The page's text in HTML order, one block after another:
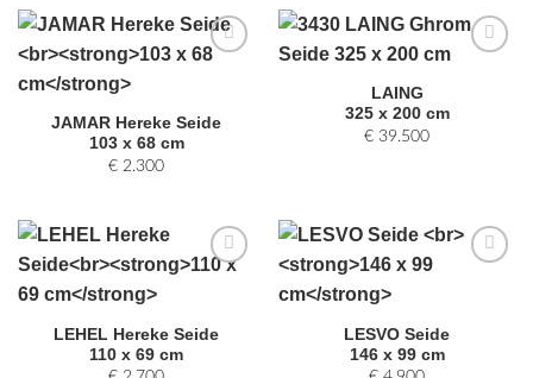
JAMAR Hereke Seide
103 x 68 cm
€ 2.300
LAING
325 x 200 cm
€ 39.500
LEHEL Hereke Seide
110 x 69 cm
LESVO Seide
146 x 99 cm